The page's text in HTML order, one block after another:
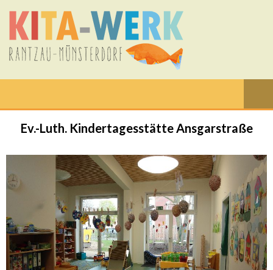
Ev.-Luth. Kindertagesstätte Ansgarstraße